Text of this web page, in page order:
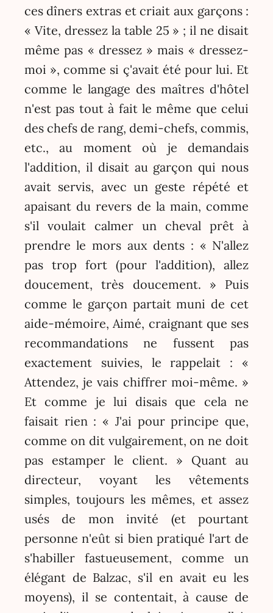
ces dîners extras et criait aux garçons :
« Vite, dressez la table 25 » ; il ne disait
même pas « dressez » mais « dressez-
moi », comme si ç'avait été pour lui. Et
comme le langage des maîtres d'hôtel
n'est pas tout à fait le même que celui
des chefs de rang, demi-chefs, commis,
etc., au moment où je demandais
l'addition, il disait au garçon qui nous
avait servis, avec un geste répété et
apaisant du revers de la main, comme
s'il voulait calmer un cheval prêt à
prendre le mors aux dents : « N'allez
pas trop fort (pour l'addition), allez
doucement, très doucement. » Puis
comme le garçon partait muni de cet
aide-mémoire, Aimé, craignant que ses
recommandations ne fussent pas
exactement suivies, le rappelait : «
Attendez, je vais chiffrer moi-même. »
Et comme je lui disais que cela ne
faisait rien : « J'ai pour principe que,
comme on dit vulgairement, on ne doit
pas estamper le client. » Quant au
directeur, voyant les vêtements
simples, toujours les mêmes, et assez
usés de mon invité (et pourtant
personne n'eût si bien pratiqué l'art de
s'habiller fastueusement, comme un
élégant de Balzac, s'il en avait eu les
moyens), il se contentait, à cause de